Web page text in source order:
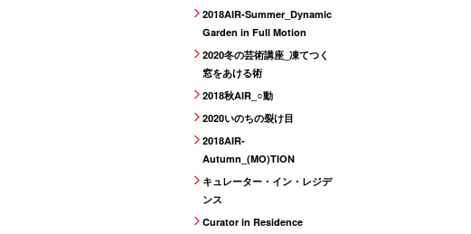
2018AIR-Summer_Dynamic
Garden in Full Motion
2020冬の芸術講座_凍てつく
窓をあける術
2018秋AIR_○動
2020いのちの裂け目
2018AIR-
Autumn_(MO)TION
キュレーター・イン・レジデ
ンス
Curator in Residence